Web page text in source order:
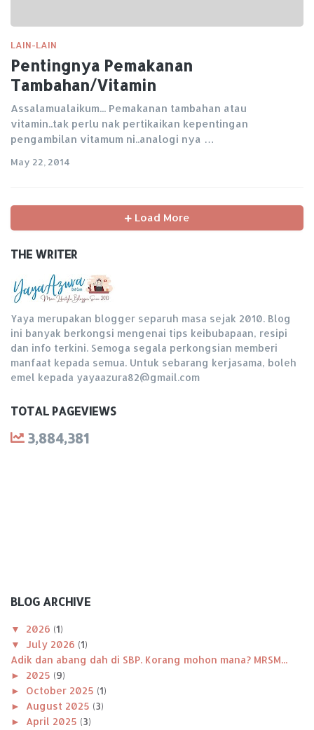
LAIN-LAIN
Pentingnya Pemakanan
Tambahan/Vitamin
Assalamualaikum... Pemakanan tambahan atau
vitamin..tak perlu nak pertikaikan kepentingan
pengambilan vitamum ni..analogi nya …
May 22, 2014
Load More
THE WRITER
Yaya merupakan blogger separuh masa sejak 2010. Blog
ini banyak berkongsi mengenai tips keibubapaan, resipi
dan info terkini. Semoga segala perkongsian memberi
manfaat kepada semua. Untuk sebarang kerjasama, boleh
emel kepada yayaazura82@gmail.com
TOTAL PAGEVIEWS
3,884,381
BLOG ARCHIVE
▼ 2026 (1)
▼ July 2026 (1)
Adik dan abang dah di SBP. Korang mohon mana? MRSM...
► 2025 (9)
► October 2025 (1)
► August 2025 (3)
► April 2025 (3)